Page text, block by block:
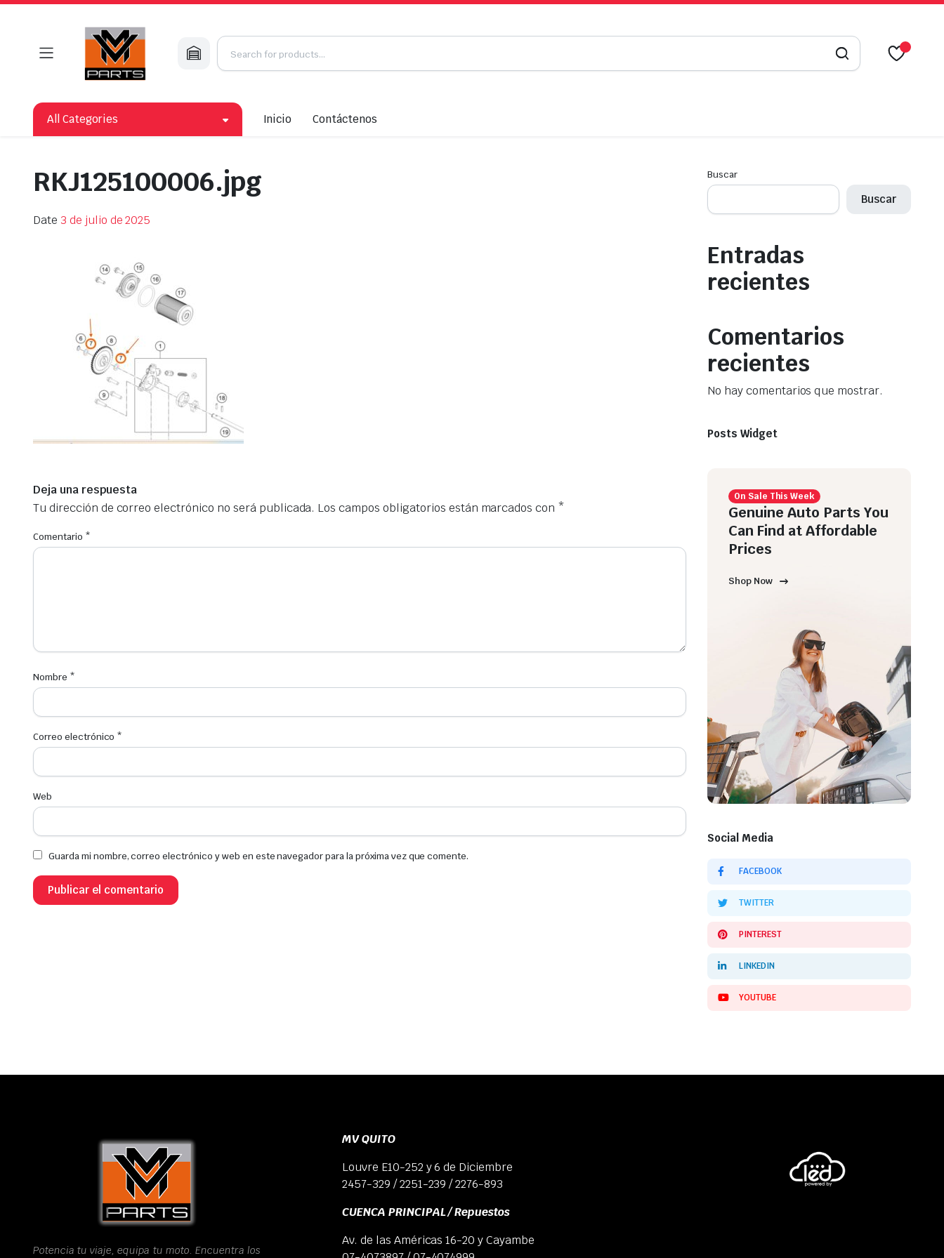
All Categories Inicio Contáctenos
RKJ125100006.jpg
Date 3 de julio de 2025
Deja una respuesta
Tu dirección de correo electrónico no será publicada. Los campos obligatorios están marcados con *
Comentario *
Nombre *
Correo electrónico *
Web
Guarda mi nombre, correo electrónico y web en este navegador para la próxima vez que comente.
Buscar
Buscar
Entradas
recientes
Comentarios
recientes
No hay comentarios que mostrar.
Posts Widget
On Sale This Week
Genuine Auto Parts You
Can Find at Affordable
Prices
Shop Now
Social Media
FACEBOOK
TWITTER
PINTEREST
LINKEDIN
YOUTUBE
Potencia tu viaje, equipa tu moto. Encuentra los
MV QUITO
Louvre E10-252 y 6 de Diciembre
2457-329 / 2251-239 / 2276-893
CUENCA PRINCIPAL / Repuestos
Av. de las Américas 16-20 y Cayambe